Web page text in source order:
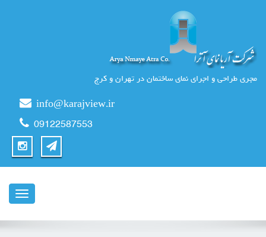
مجری طراحی و اجرای نمای ساختمان در تهران و کرج
info@karajview.ir
09122587553
ناوبری